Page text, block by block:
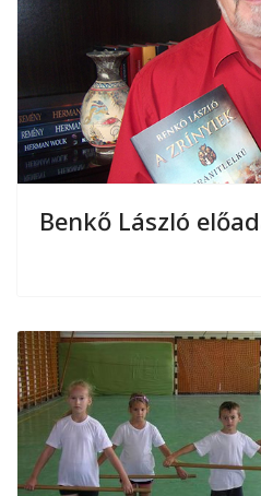
Benkő László